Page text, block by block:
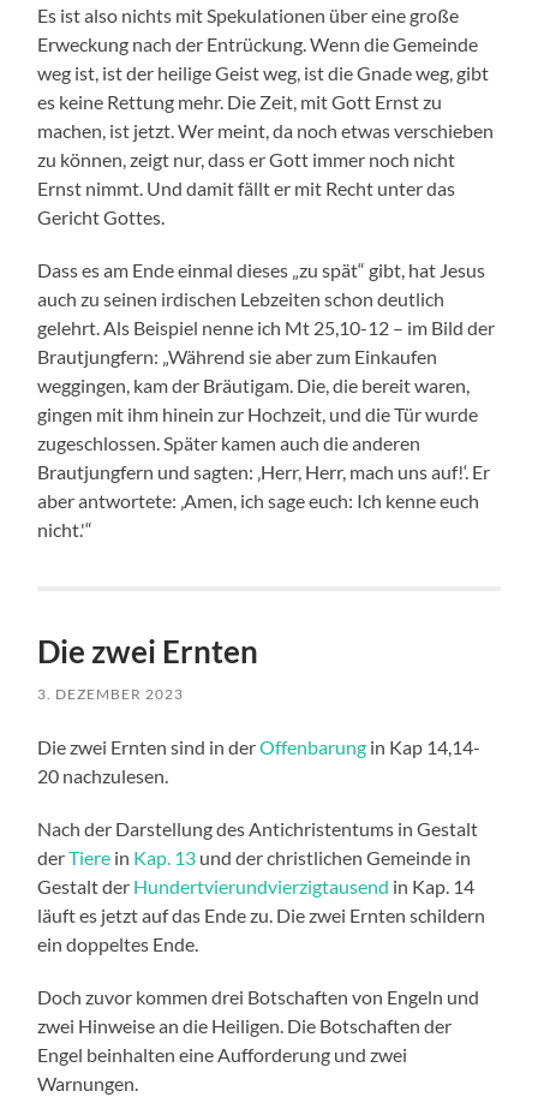
Es ist also nichts mit Spekulationen über eine große
Erweckung nach der Entrückung. Wenn die Gemeinde
weg ist, ist der heilige Geist weg, ist die Gnade weg, gibt
es keine Rettung mehr. Die Zeit, mit Gott Ernst zu
machen, ist jetzt. Wer meint, da noch etwas verschieben
zu können, zeigt nur, dass er Gott immer noch nicht
Ernst nimmt. Und damit fällt er mit Recht unter das
Gericht Gottes.
Dass es am Ende einmal dieses „zu spät“ gibt, hat Jesus
auch zu seinen irdischen Lebzeiten schon deutlich
gelehrt. Als Beispiel nenne ich Mt 25,10-12 – im Bild der
Brautjungfern: „Während sie aber zum Einkaufen
weggingen, kam der Bräutigam. Die, die bereit waren,
gingen mit ihm hinein zur Hochzeit, und die Tür wurde
zugeschlossen. Später kamen auch die anderen
Brautjungfern und sagten: ‚Herr, Herr, mach uns auf!‘. Er
aber antwortete: ‚Amen, ich sage euch: Ich kenne euch
nicht.'“
Die zwei Ernten
3. DEZEMBER 2023
Die zwei Ernten sind in derOffenbarung in Kap 14,14-
20 nachzulesen.
Nach der Darstellung des Antichristentums in Gestalt
derTiere in Kap. 13 und der christlichen Gemeinde in
Gestalt der Hundertvierundvierzigtausend in Kap. 14
läuft es jetzt auf das Ende zu. Die zwei Ernten schildern
ein doppeltes Ende.
Doch zuvor kommen drei Botschaften von Engeln und
zwei Hinweise an die Heiligen. Die Botschaften der
Engel beinhalten eine Aufforderung und zwei
Warnungen.